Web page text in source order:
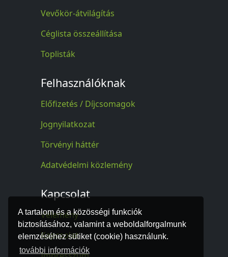
A tartalom és a közösségi funkciók
biztosításához, valamint a weboldalforgalmunk
elemzéséhez sütiket (cookie) használunk.
további információk
Vevőkör-átvilágítás
Céglista összeállítása
Toplisták
Felhasználóknak
Előfizetés / Díjcsomagok
Jognyilatkozat
Törvényi háttér
Adatvédelmi közlemény
Kapcsolat
Vélemény
Kapcsolat